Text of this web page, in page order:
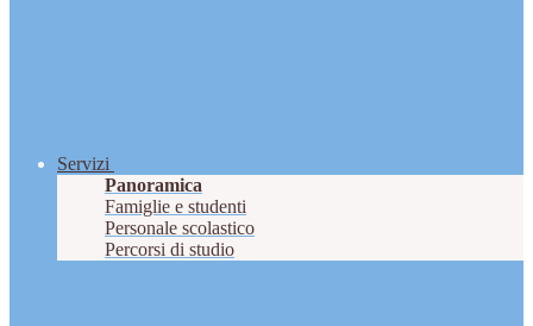
Servizi
Panoramica
Famiglie e studenti
Personale scolastico
Percorsi di studio